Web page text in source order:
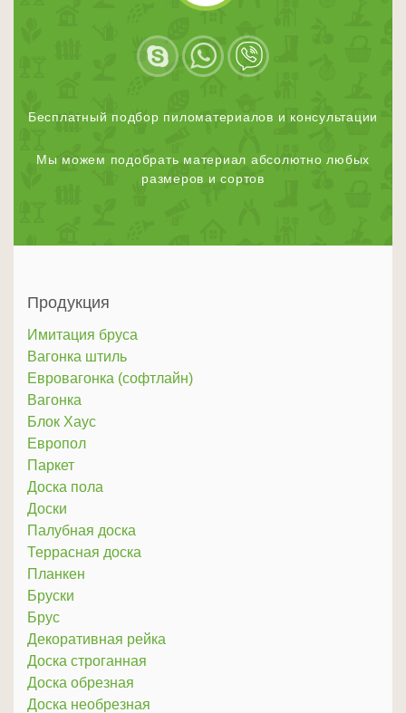
Бесплатный подбор пиломатериалов и консультации
Мы можем подобрать материал абсолютно любых
размеров и сортов
Продукция
Имитация бруса
Вагонка штиль
Евровагонка (софтлайн)
Вагонка
Блок Хаус
Европол
Паркет
Доска пола
Доски
Палубная доска
Террасная доска
Планкен
Бруски
Брус
Декоративная рейка
Доска строганная
Доска обрезная
Доска необрезная